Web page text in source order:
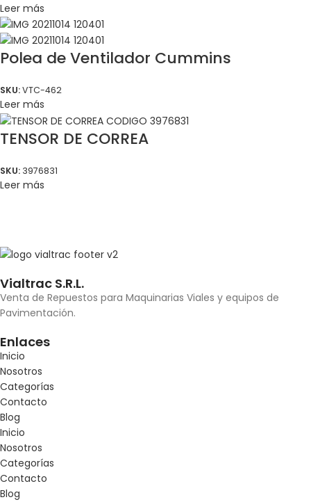
Leer más
Polea de Ventilador Cummins
SKU:VTC-462
Leer más
TENSOR DE CORREA
SKU: 3976831
Leer más
Vialtrac S.R.L.
Venta de Repuestos para Maquinarias Viales y equipos de
Pavimentación.
Enlaces
Inicio
Nosotros
Categorías
Contacto
Blog
Inicio
Nosotros
Categorías
Contacto
Blog